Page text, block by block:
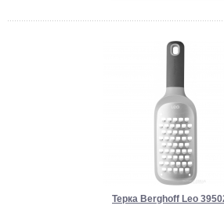
Терка Berghoff Leo